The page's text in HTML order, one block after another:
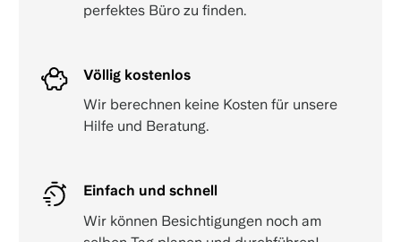
perfektes Büro zu finden.
Völlig kostenlos
Wir berechnen keine Kosten für unsere
Hilfe und Beratung.
Einfach und schnell
Wir können Besichtigungen noch am